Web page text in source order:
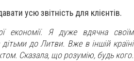
усю звітність для клієнтів.
економії. Я дуже вдячна своїм
до Литви. Вже в іншій країні
Сказала, що розумію, будь кого.